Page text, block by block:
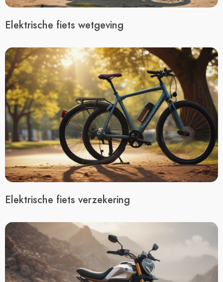
Elektrische fiets wetgeving
Elektrische fiets verzekering